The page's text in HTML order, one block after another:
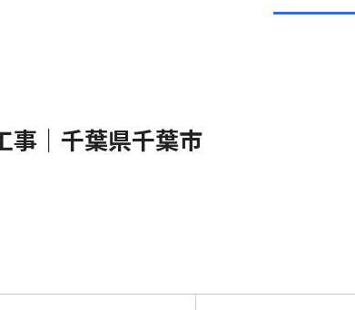
事｜千葉県千葉市